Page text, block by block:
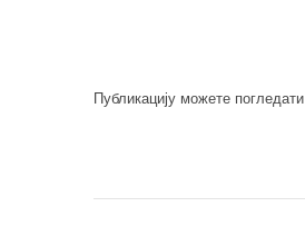
Публикацију можете погледати